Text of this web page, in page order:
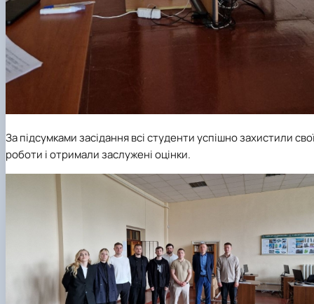
За підсумками засідання всі студенти успішно захистили
роботи і отримали заслужені оцінки.